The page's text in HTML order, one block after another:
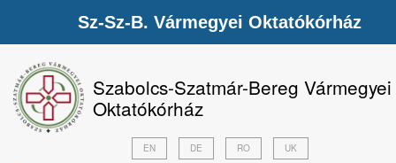
Szabolcs-Szatmár-Bereg Vármegyei
Oktatókórház
EN DE RO UK
Sz-Sz-B. Vármegyei Oktatókórház